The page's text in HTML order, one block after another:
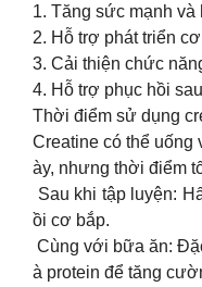
1. Tăng sức mạnh và
2. Hỗ trợ phát triển
3. Cải thiện chức
4. Hỗ trợ phục hồi
Thời điểm sử dụng
Creatine có thể uống
ày, nhưng thời điểm
Sau khi tập luyện:
ồi cơ bắp.
Cùng với bữa ăn:
à protein để tăng